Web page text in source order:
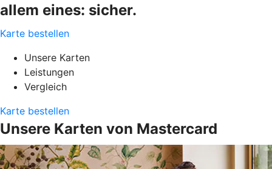
allem eines: sicher.
Karte bestellen
Unsere Karten
Leistungen
Vergleich
Karte bestellen
Unsere Karten von Mastercard